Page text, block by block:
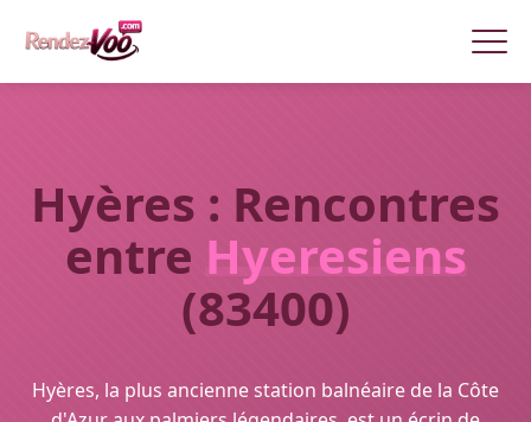
Hyères : Rencontres
entre Hyeresiens
(83400)
Hyères, la plus ancienne station balnéaire de la Côte